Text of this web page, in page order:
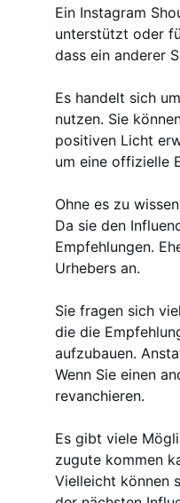
Ein Instagram
unterstützt oder
dass ein anderer
Es handelt sich
nutzen. Sie
positiven Licht
um eine offizielle
Ohne es zu
Da sie den
Empfehlungen.
Urhebers an.
Sie fragen sich
die die
aufzubauen.
Wenn Sie einen
revanchieren.
Es gibt viele
zugute kommen
Vielleicht können